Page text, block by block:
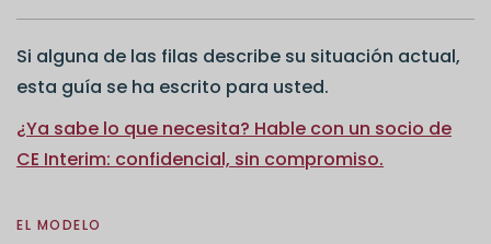
Si alguna de las filas describe su situación actual,
esta guía se ha escrito para usted.
¿Ya sabe lo que necesita? Hable con un socio de
CE Interim: confidencial, sin compromiso.
EL MODELO